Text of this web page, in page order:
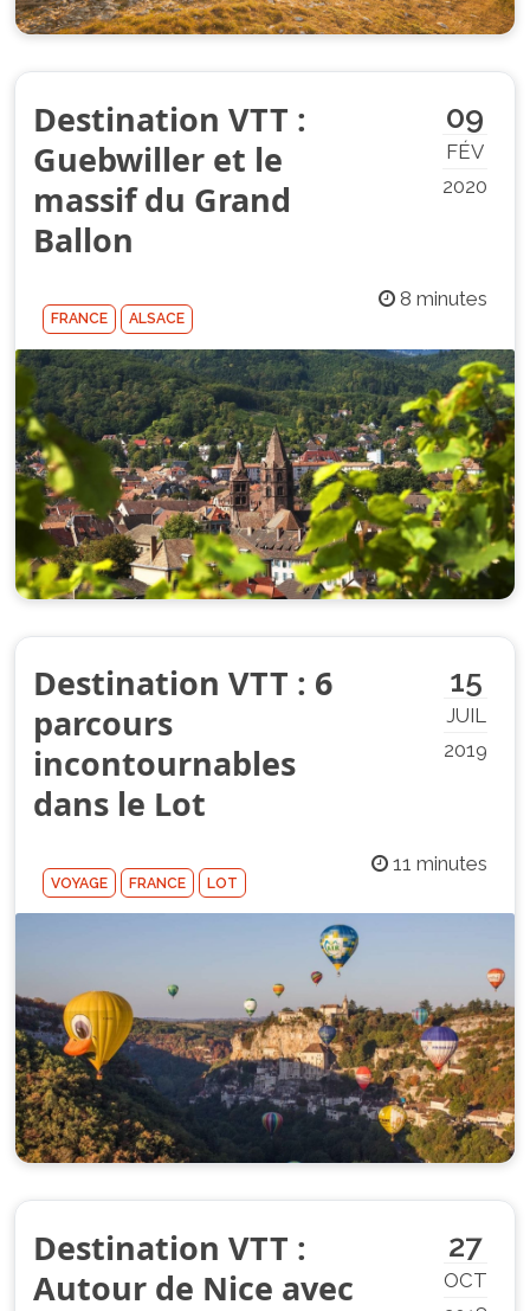
09
FÉV
2020
Destination VTT :
Guebwiller et le
massif du Grand
Ballon
8 minutes
FRANCE ALSACE
15
JUIL
2019
Destination VTT : 6
parcours
incontournables
dans le Lot
11 minutes
VOYAGE FRANCE LOT
27
OCT
Destination VTT :
Autour de Nice avec